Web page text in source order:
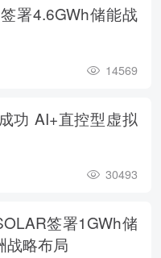
署4.6GWh储能战
14569
功 AI+直控型虚拟
30493
签署1GWh储
战略布局